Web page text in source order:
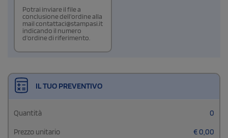
Potrai inviare il file a
conclusione dell'ordine alla
mail contattaci@stampasi.it
indicando il numero
d'ordine di riferimento.
IL TUO PREVENTIVO
Quantità 0
Prezzo unitario €0,00